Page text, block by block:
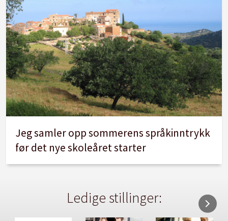
Jeg samler opp sommerens språkinntrykk
før det nye skoleåret starter
Ledige stillinger: